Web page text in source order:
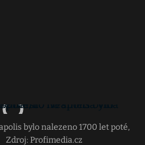
bylo nalezeno 1700 let poté,
Zdroj: Profimedia.cz